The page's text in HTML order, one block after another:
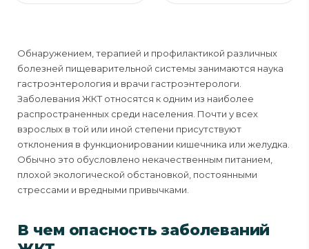
Обнаружением, терапией и профилактикой различных
болезней пищеварительной системы занимаются наука
гастроэнтерология и врачи гастроэнтерологи.
Заболевания ЖКТ относятся к одним из наиболее
распространенных среди населения. Почти у всех
взрослых в той или иной степени присутствуют
отклонения в функционировании кишечника или желудка.
Обычно это обусловлено некачественным питанием,
плохой экологической обстановкой, постоянными
стрессами и вредными привычками.
В чем опасность заболеваний